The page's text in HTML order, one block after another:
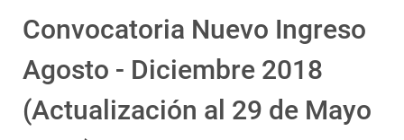
Convocatoria Nuevo Ingreso
Agosto - Diciembre 2018
(Actualización al 29 de Mayo